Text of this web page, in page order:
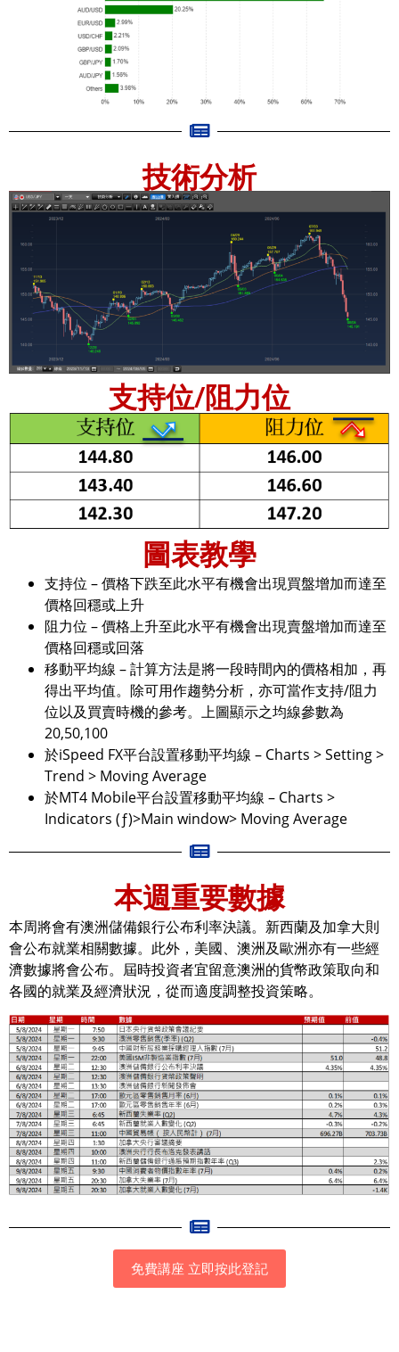
技術分析
支持位/阻力位
圖表教學
支持位 – 價格下跌至此水平有機會出現買盤增加而達至
價格回穩或上升
阻力位 – 價格上升至此水平有機會出現賣盤增加而達至
價格回穩或回落
移動平均線 – 計算方法是將一段時間內的價格相加，再
得出平均值。除可用作趨勢分析，亦可當作支持/阻力
位以及買賣時機的參考。上圖顯示之均線參數為
20,50,100
於iSpeed FX平台設置移動平均線 – Charts > Setting >
Trend > Moving Average
於MT4 Mobile平台設置移動平均線 – Charts >
Indicators (ƒ)>Main window> Moving Average
本週重要數據
本周將會有澳洲儲備銀行公布利率決議。新西蘭及加拿大則
會公布就業相關數據。此外，美國、澳洲及歐洲亦有一些經
濟數據將會公布。屆時投資者宜留意澳洲的貨幣政策取向和
各國的就業及經濟狀況，從而適度調整投資策略。
免費講座 立即按此登記